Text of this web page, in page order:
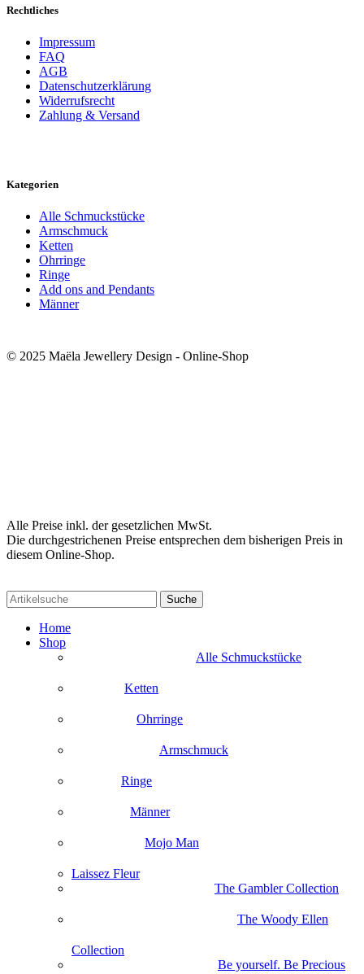
Rechtliches
Impressum
FAQ
AGB
Datenschutzerklärung
Widerrufsrecht
Zahlung & Versand
Kategorien
Alle Schmuckstücke
Armschmuck
Ketten
Ohrringe
Ringe
Add ons and Pendants
Männer
© 2025 Maëla Jewellery Design - Online-Shop
Alle Preise inkl. der gesetzlichen MwSt.
Die durchgestrichenen Preise entsprechen dem bisherigen Preis in
diesem Online-Shop.
Suche
Home
Shop
Alle Schmuckstücke
Ketten
Ohrringe
Armschmuck
Ringe
Männer
Mojo Man
Laissez Fleur
The Gambler Collection
The Woody Ellen
Collection
Be yourself. Be Precious